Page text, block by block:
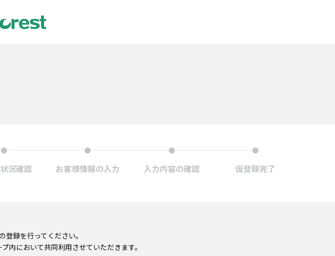
況確認 お客様情報の入力 入力内容の確認 仮登録完了
録を行ってください。
内において共同利用させていただきます。